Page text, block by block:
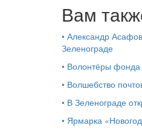
Вам
• Александр
Зеленограде
• Волонтёры фонда
• Волшебство
• В Зеленограде
• Ярмарка